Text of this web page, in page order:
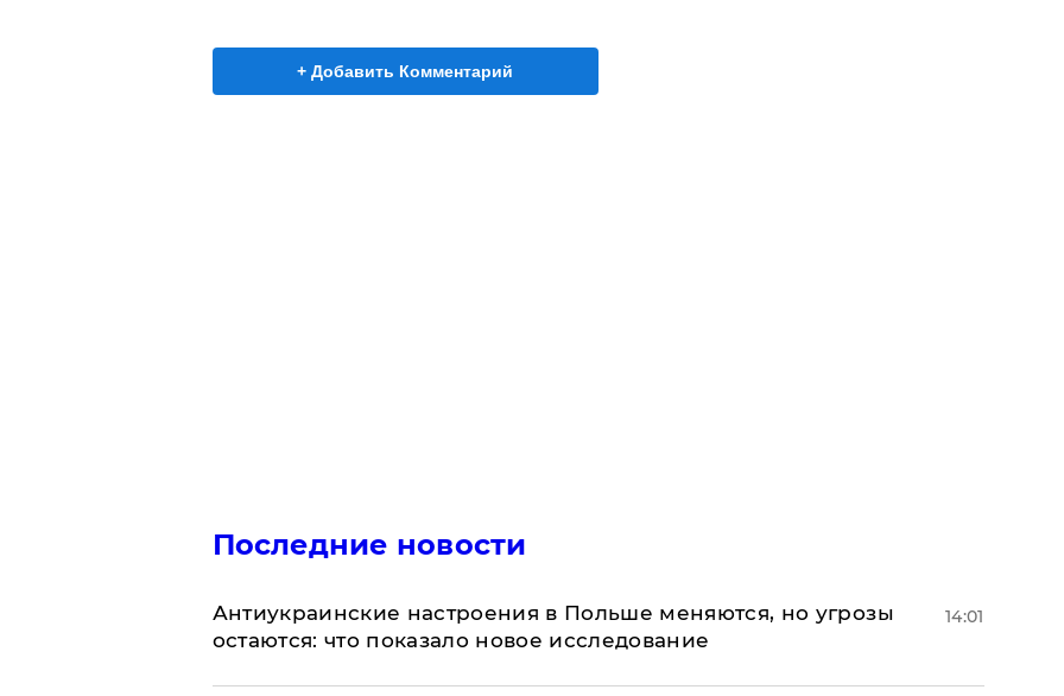
+ Добавить Комментарий
Последние новости
Антиукраинские настроения в Польше меняются, но угрозы
остаются: что показало новое исследование
14:01